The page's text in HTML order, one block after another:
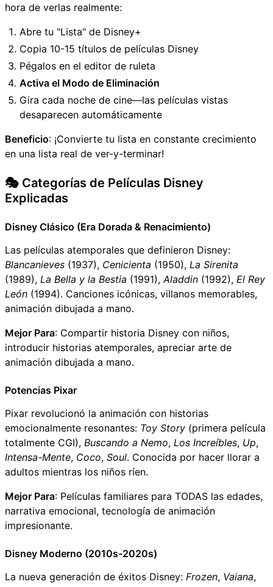
hora de verlas realmente:
Abre tu "Lista" de Disney+
Copia 10-15 títulos de películas Disney
Pégalos en el editor de ruleta
Activa el Modo de Eliminación
Gira cada noche de cine—las películas vistas
desaparecen automáticamente
Beneficio: ¡Convierte tu lista en constante crecimiento
en una lista real de ver-y-terminar!
🎭 Categorías de Películas Disney
Explicadas
Disney Clásico (Era Dorada & Renacimiento)
Las películas atemporales que definieron Disney:
Blancanieves (1937), Cenicienta (1950), La Sirenita
(1989), La Bella y la Bestia (1991), Aladdin (1992), El Rey
León (1994). Canciones icónicas, villanos memorables,
animación dibujada a mano.
Mejor Para: Compartir historia Disney con niños,
introducir historias atemporales, apreciar arte de
animación dibujada a mano.
Potencias Pixar
Pixar revolucionó la animación con historias
emocionalmente resonantes: Toy Story (primera película
totalmente CGI), Buscando a Nemo, Los Increíbles, Up,
Intensa-Mente, Coco, Soul. Conocida por hacer llorar a
adultos mientras los niños ríen.
Mejor Para: Películas familiares para TODAS las edades,
narrativa emocional, tecnología de animación
impresionante.
Disney Moderno (2010s-2020s)
La nueva generación de éxitos Disney: Frozen, Vaiana,